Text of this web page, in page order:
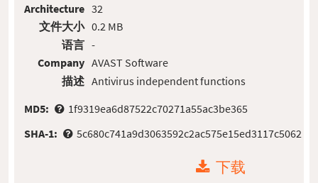
Architecture
文件大小
语言
Company
描述
32
0.2 MB
-
AVAST Software
Antivirus independent functions
MD5:
1f9319ea6d87522c70271a55ac3be365
SHA-1:
5c680c741a9d3063592c2ac575e15ed3117c5062
下载